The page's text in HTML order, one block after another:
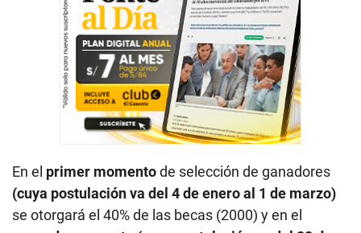
En el primer momentode selección de ganadores
(cuya postulación va del 4 de enero al 1 de marzo)
se otorgará el 40% de las becas (2000) y en el